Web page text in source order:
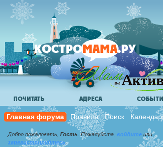
ПОЧИТАТЬ АДРЕСА
Главная форума Правила Поиск
Добро пожаловать,Гость. Пожалуйста, войдите или
зарегистрируйтесь.